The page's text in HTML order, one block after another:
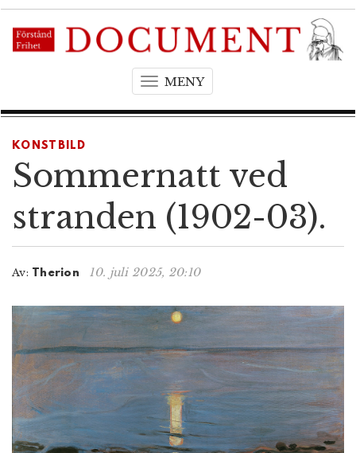
MENYT
g
a
t
o
n
KONSTBILD
Sommernatt ved
stranden (1902-03).
Av: Therion 10. juli 2025, 20:10